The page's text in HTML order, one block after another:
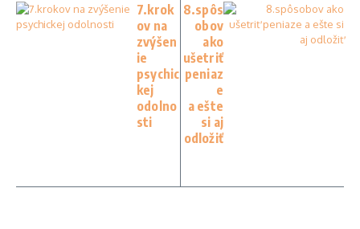
7.krok
ov na
zvýšen
ie
psychic
kej
odolno
sti
8.spôs
obov
ako
ušetriť
peniaz
e
a ešte
si aj
odložiť